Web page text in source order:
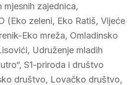
mjesnih zajednica,
(Eko zeleni, Eko Ratiš, Vijeće
Eko mreža, Omladinsko
Udruženje mladih
S1-priroda i društvo
društvo, Lovačko društvo,